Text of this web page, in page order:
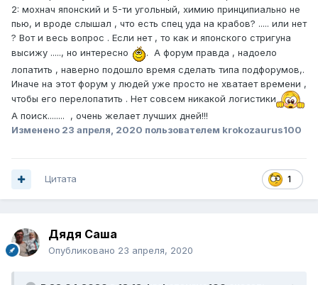
2: мохнач японский и 5-ти угольный, химию принципиально не
пью, и вроде слышал , что есть спец уда на крабов? ..... или нет
? Вот и весь вопрос . Если нет , то как и японского стригуна
высижу ....., но интересно
. А форум правда , надоело
лопатить , наверно подошло время сделать типа подфорумов,.
Иначе на этот форум у людей уже просто не хватает времени ,
чтобы его перелопатить . Нет совсем никакой логистики
А поиск........ , очень желает лучших дней!!!
Изменено 23 апреля, 2020 пользователем krokozaurus100
1
Цитата
Дядя Саша
Опубликовано 23 апреля, 2020